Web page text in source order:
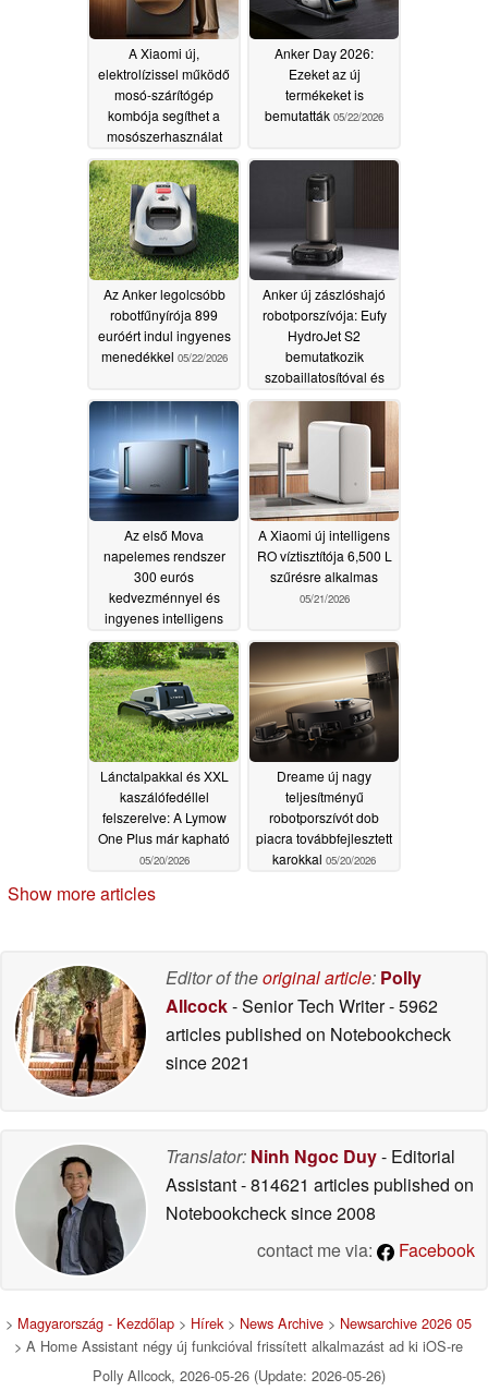
A Xiaomi új,
elektrolízissel működő
mosó-szárítógép
kombója segíthet a
mosószerhasználat
csökkentésében
05/26/2026
Anker Day 2026:
Ezeket az új
termékeket is
bemutatták 05/22/2026
Az Anker legolcsóbb
robotfűnyírója 899
euróért indul ingyenes
menedékkel 05/22/2026
Anker új zászlóshajó
robotporszívója: Eufy
HydroJet S2
bemutatkozik
szobaillatosítóval és
görgős felmosórongyal
05/22/2026
Az első Mova
napelemes rendszer
300 eurós
kedvezménnyel és
ingyenes intelligens
mérővel indul05/22/2026
A Xiaomi új intelligens
RO víztisztítója 6,500 L
szűrésre alkalmas
05/21/2026
Lánctalpakkal és XXL
kaszálófedéllel
felszerelve: A Lymow
One Plus már kapható
05/20/2026
Dreame új nagy
teljesítményű
robotporszívót dob
piacra továbbfejlesztett
karokkal 05/20/2026
Show more articles
Editor of theoriginal article: Polly
Allcock- Senior Tech Writer- 5962
articles published on Notebookcheck
since 2021
Translator: Ninh Ngoc Duy- Editorial
Assistant- 814621 articles published on
Notebookchecksince 2008
contact me via:
Facebook
> Magyarország - Kezdőlap > Hírek> News Archive > Newsarchive 2026 05
> A Home Assistant négy új funkcióval frissített alkalmazást ad ki iOS-re
Polly Allcock, 2026-05-26 (Update: 2026-05-26)